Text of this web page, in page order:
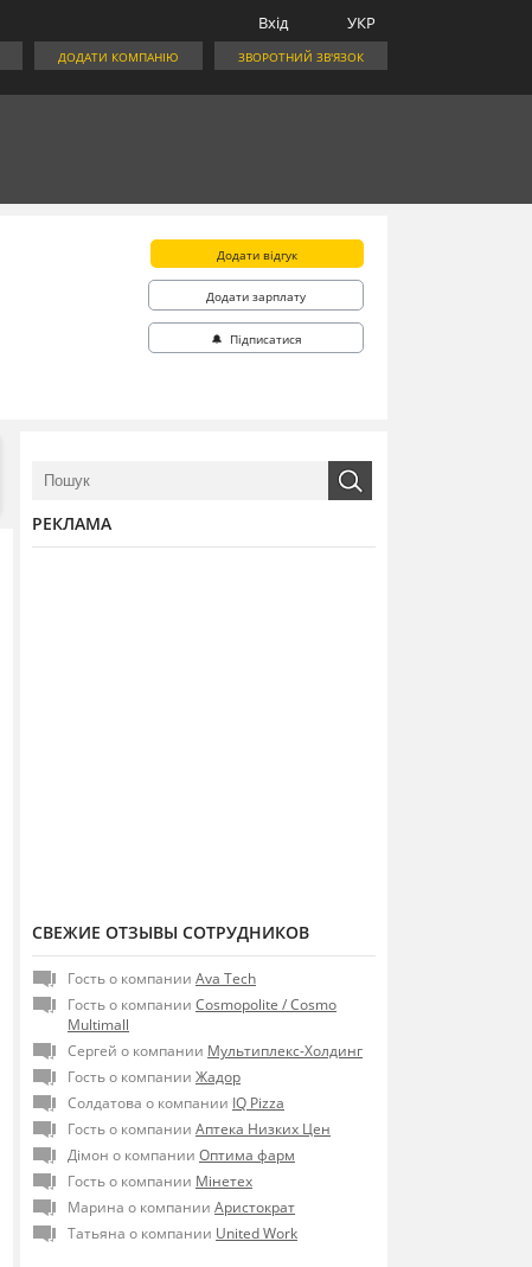
УКР
Вхід
ЗВОРОТНИЙ ЗВ'ЯЗОК
ДОДАТИ КОМПАНІЮ
Додати відгук
Додати зарплату
🔔 Підписатися
РЕКЛАМА
СВЕЖИЕ ОТЗЫВЫ СОТРУДНИКОВ
Гость о компании Ava Tech
Гость о компании Сosmopolite / Cosmo
Multimall
Сергей о компании Мультиплекс-Холдинг
Гость о компании Жадор
Солдатова о компании IQ Pizza
Гость о компании Аптека Низких Цен
Дімон о компании Оптима фарм
Гость о компании Мінетех
Марина о компании Аристократ
Татьяна о компании United Work